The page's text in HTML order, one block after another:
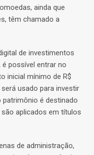
ainda que
têm chamado a
de investimentos
é possível entrar no
inicial mínimo de R$
usado para investir
patrimônio é destinado
aplicados em títulos
de administração,